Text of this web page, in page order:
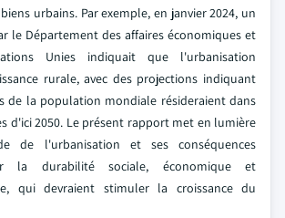
urbains. Par exemple, en janvier 2024, un
le Département des affaires économiques et
Unies indiquait que l'urbanisation
rurale, avec des projections indiquant
de la population mondiale résideraient dans
d'ici 2050. Le présent rapport met en lumière
de l'urbanisation et ses conséquences
la durabilité sociale, économique et
qui devraient stimuler la croissance du